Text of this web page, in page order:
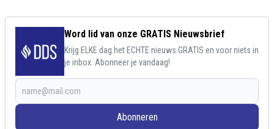
Word lid van onze GRATIS Nieuwsbrief
Krijg ELKE dag het ECHTE nieuws GRATIS en voor niets in
je inbox. Abonneer je vandaag!
Abonneren